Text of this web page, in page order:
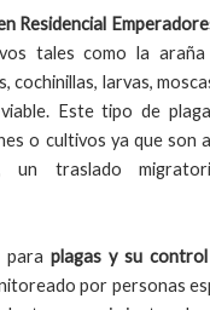
Residencial
tales como la araña
cochinillas, larvas,
Este tipo de
o cultivos ya que son
un traslado
para plagas y su
por personas